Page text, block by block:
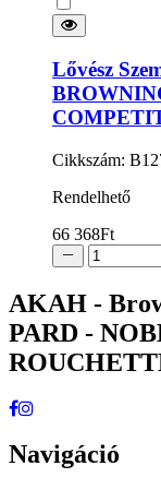
Lővész
Cikkszám:
Rendelhető
66 368Ft
AKAH -
PARD -
Navigáció